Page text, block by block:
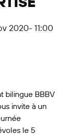
2020- 11:00
bilingue BBBV
invite à un
le 5